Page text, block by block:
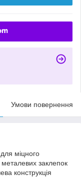
Умови повернення
міцного
заклепок
конструкція